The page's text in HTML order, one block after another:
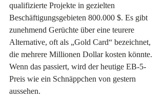
qualifizierte Projekte in gezielten
Beschäftigungsgebieten 800.000 $. Es gibt
zunehmend Gerüchte über eine teurere
Alternative, oft als „Gold Card“ bezeichnet,
die mehrere Millionen Dollar kosten könnte.
Wenn das passiert, wird der heutige EB-5-
Preis wie ein Schnäppchen von gestern
aussehen.